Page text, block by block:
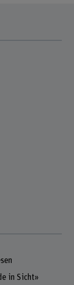
in Sicht»